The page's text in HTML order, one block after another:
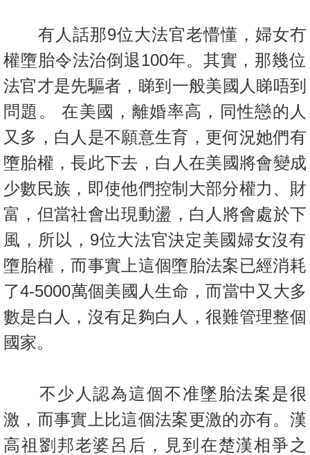
有人話那9位大法官老懵懂，婦女冇
權墮胎令法治倒退100年。 其實，那幾位
法官才是先驅者，睇到一般美國人睇唔到
問題。 在美國，離婚率高，同性戀的人
又多，白人是不願意生育，更何況她們有
墮胎權，長此下去，白人在美國將會變成
少數民族，即使他們控制大部分權力、財
富，但當社會出現動盪，白人將會處於下
風， 所以，9位大法官決定美國婦女沒有
墮胎權，而事實上這個墮胎法案已經消耗
了4-5000萬個美國人生命，而當中又大多
數是白人， 沒有足夠白人，很難管理整個
國家。
不少人認為這個不准墜胎法案是很
激，而事實上比這個法案更激的亦有。漢
高祖劉邦老婆呂后，見到在楚漢相爭之